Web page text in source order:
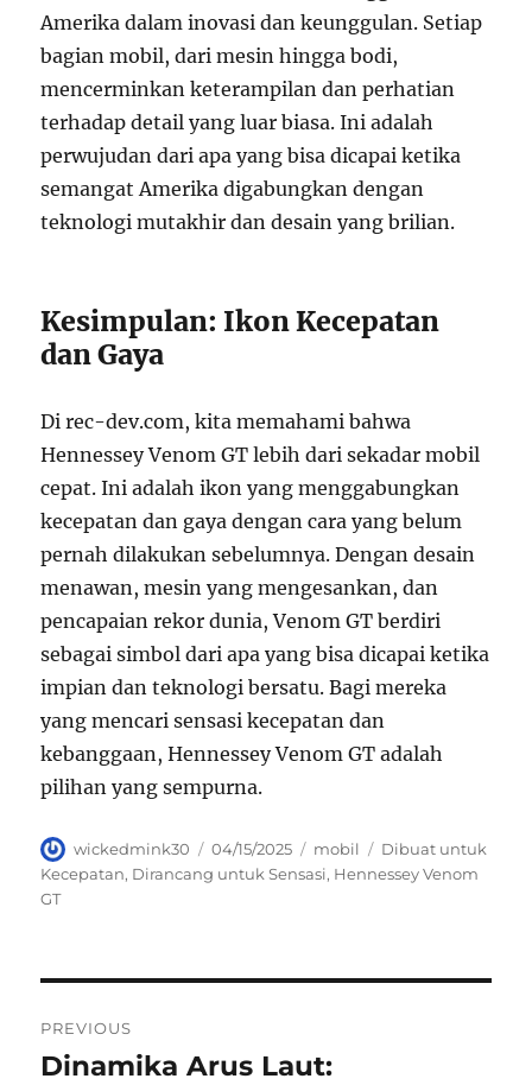
Amerika dalam inovasi dan keunggulan. Setiap
bagian mobil, dari mesin hingga bodi,
mencerminkan keterampilan dan perhatian
terhadap detail yang luar biasa. Ini adalah
perwujudan dari apa yang bisa dicapai ketika
semangat Amerika digabungkan dengan
teknologi mutakhir dan desain yang brilian.
Kesimpulan: Ikon Kecepatan
dan Gaya
Di rec-dev.com, kita memahami bahwa
Hennessey Venom GT lebih dari sekadar mobil
cepat. Ini adalah ikon yang menggabungkan
kecepatan dan gaya dengan cara yang belum
pernah dilakukan sebelumnya. Dengan desain
menawan, mesin yang mengesankan, dan
pencapaian rekor dunia, Venom GT berdiri
sebagai simbol dari apa yang bisa dicapai ketika
impian dan teknologi bersatu. Bagi mereka
yang mencari sensasi kecepatan dan
kebanggaan, Hennessey Venom GT adalah
pilihan yang sempurna.
Author
wickedmink30
Posted
on
04/15/2025 Categories
mobil Tags
Dibuat untuk
Kecepatan, Dirancang untuk Sensasi, Hennessey Venom
GT
pos
PREVIOUS
Previous
Dinamika Arus Laut: